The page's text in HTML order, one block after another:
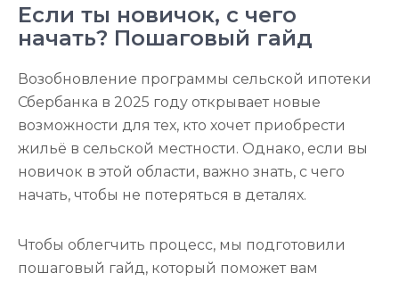
Если ты новичок, с чего
начать? Пошаговый гайд
Возобновление программы сельской ипотеки
Сбербанка в 2025 году открывает новые
возможности для тех, кто хочет приобрести
жильё в сельской местности. Однако, если вы
новичок в этой области, важно знать, с чего
начать, чтобы не потеряться в деталях.
Чтобы облегчить процесс, мы подготовили
пошаговый гайд, который поможет вам